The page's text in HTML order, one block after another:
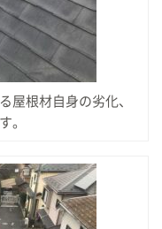
屋根材自身の劣化、
。